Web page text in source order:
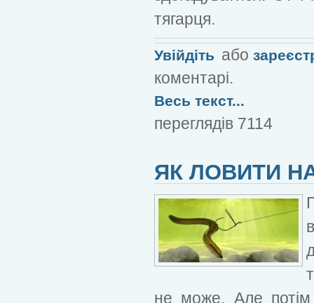
тягарця.
Увійдіть або
коментарі.
Весь текст...
переглядів 7114
ЯК ЛОВИТИ
не може. Але потім